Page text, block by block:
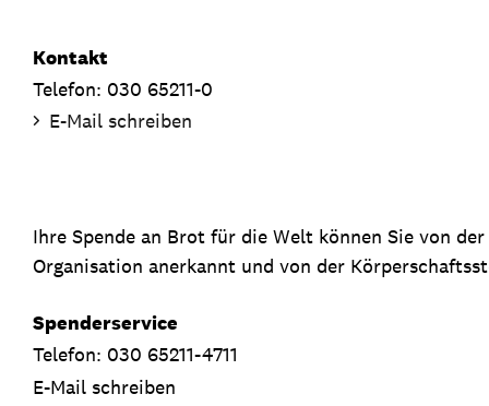
Kontakt
Telefon: 030 65211-0
E-Mail schreiben
Ihre Spende an Brot für die Welt können Sie von
Organisation anerkannt und von der
Spenderservice
Telefon: 030 65211-4711
E-Mail schreiben